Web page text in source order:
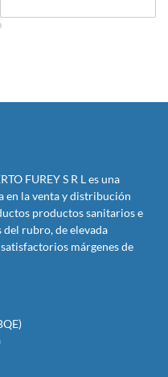
FUREY S R L es una
en la venta y distribución
productos sanitarios e
del rubro, de elevada
márgenes de